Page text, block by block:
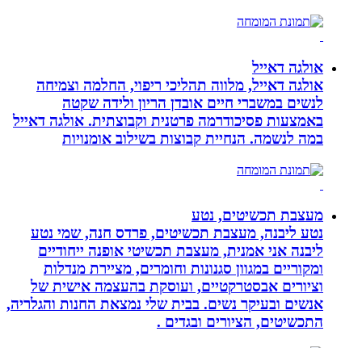
אולגה דאייל
אולגה דאייל, מלווה תהליכי ריפוי, החלמה וצמיחה
לנשים במשברי חיים אובדן הריון ולידה שקטה
באמצעות פסיכודרמה פרטנית וקבוצתית. אולגה דאייל
במה לנשמה. ‏הנחיית קבוצות בשילוב אומנויות‏
מעצבת תכשיטים, נטע
נטע ליבנה, מעצבת תכשיטים, פרדס חנה, שמי נטע
ליבנה אני אמנית, מעצבת תכשיטי אופנה ייחודיים
ומקוריים במגוון סגנונות וחומרים, מציירת מנדלות
וציורים אבסטרקטיים, ועוסקת בהעצמה אישית של
אנשים ובעיקר נשים. בבית שלי נמצאת החנות והגלריה,
התכשיטים, הציורים ובגדים .